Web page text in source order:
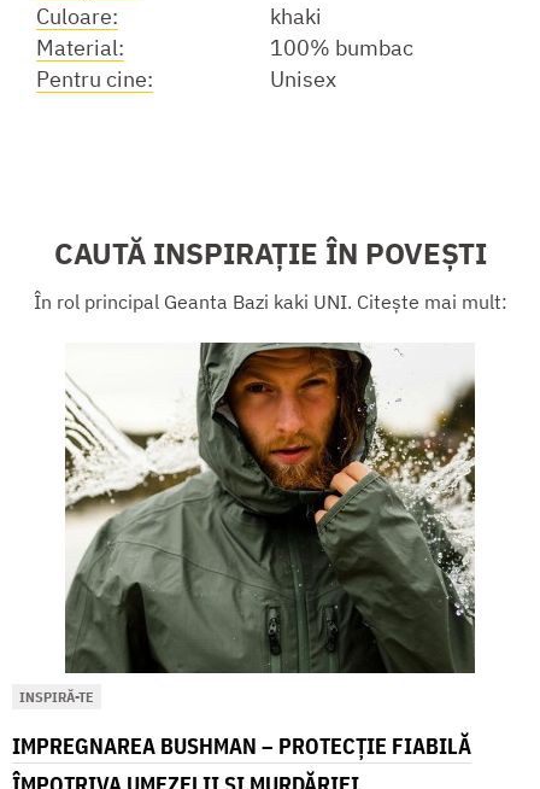
Culoare:
khaki
Material:
100% bumbac
Pentru cine:
Unisex
CAUTĂ INSPIRAȚIE ÎN POVEȘTI
În rol principal Geanta Bazi kaki UNI. Citește mai mult:
INSPIRĂ-TE
IMPREGNAREA BUSHMAN – PROTECȚIE FIABILĂ